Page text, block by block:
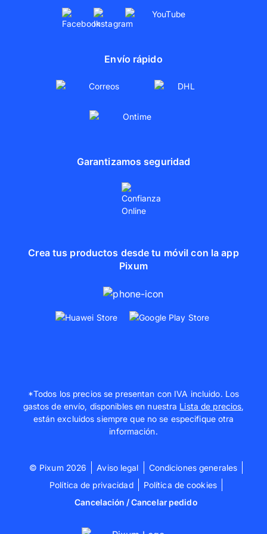
Envío rápido
Garantizamos seguridad
Crea tus productos desde tu móvil con la app
Pixum
*Todos los precios se presentan con IVA incluido. Los
gastos de envío, disponibles en nuestra Lista de precios,
están excluidos siempre que no se especifique otra
información.
© Pixum 2026 Aviso legal
Condiciones generales
Política de privacidad
Política de cookies
Cancelación / Cancelar pedido